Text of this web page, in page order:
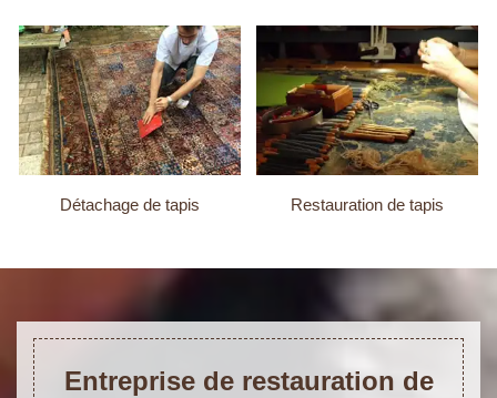
Détachage de tapis Restauration de tapis
Entreprise de restauration de